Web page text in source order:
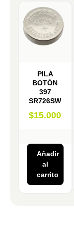
PILA
BOTÓN
397
SR726SW
$15.000
Añadir
al
carrito